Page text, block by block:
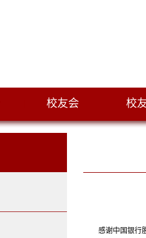
校友会 校
感谢中国银行